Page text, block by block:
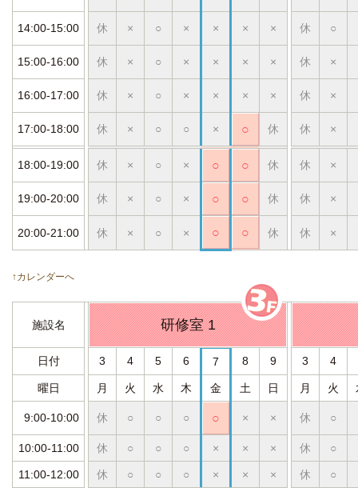
14:00-15:00 休 × ○ × × × × 休 ○
15:00-16:00 休 × ○ × × × × 休 ×
16:00-17:00 休 × ○ × × × × 休 ×
17:00-18:00 休 × ○ ○ × ○ 休 休 ×
18:00-19:00 休 × ○ × ○ ○ 休 休 ×
19:00-20:00 休 × ○ × ○ ○ 休 休 ×
20:00-21:00 休 × ○ × ○ ○ 休 休 ×
↑カレンダーへ
施設名 研修室 1
日付 3 4 5 6 7 8 9 3 4
曜日 月 火 水 木 金 土 日 月 火
9:00-10:00 休 ○ ○ ○ ○ × × 休 ○
10:00-11:00 休 ○ ○ ○ × × × 休 ○
11:00-12:00 休 ○ ○ ○ × × × 休 ○